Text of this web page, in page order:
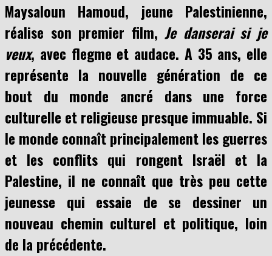
Maysaloun Hamoud, jeune Palestinienne,
réalise son premier film,Je danserai si je
veux, avec flegme et audace. A 35 ans, elle
représente la nouvelle génération de ce
bout du monde ancré dans une force
culturelle et religieuse presque immuable. Si
le monde connaît principalement les guerres
et les conflits qui rongent Israël et la
Palestine, il ne connaît que très peu cette
jeunesse qui essaie de se dessiner un
nouveau chemin culturel et politique, loin
de la précédente.